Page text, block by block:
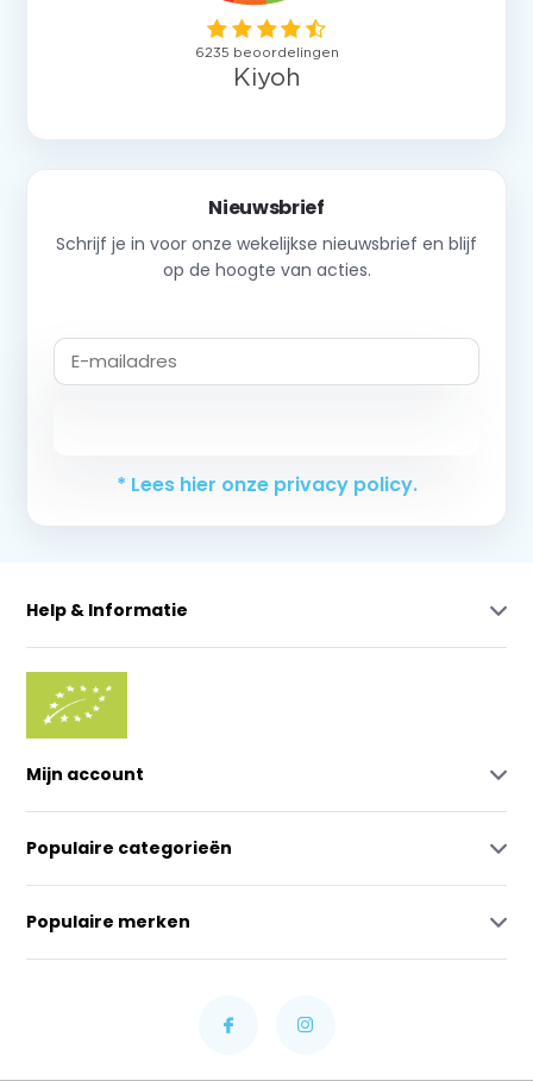
Nieuwsbrief
Schrijf je in voor onze wekelijkse nieuwsbrief en blijf
op de hoogte van acties.
* Lees hier onze privacy policy.
Help & Informatie
Mijn account
Populaire categorieën
Populaire merken